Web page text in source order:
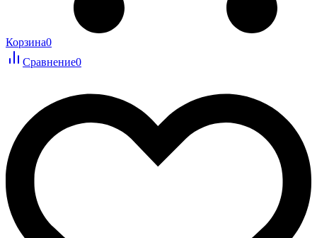
Корзина0
Сравнение0